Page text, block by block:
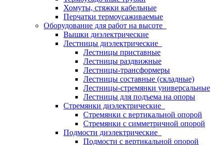
Хомуты, стяжки кабельные
Перчатки термоусаживаемые
Оборудование для работ на высоте
Вышки диэлектрические
Лестницы диэлектрические
Лестницы приставные
Лестницы раздвижные
Лестницы-трансформеры
Лестницы составные (складные)
Лестницы-стремянки универсальные
Лестницы для подъема на опоры
Стремянки диэлектрические
Стремянки с вертикальной опорой
Стремянки с симметричной опорой
Подмости диэлектрические
Подмости с вертикальной опорой